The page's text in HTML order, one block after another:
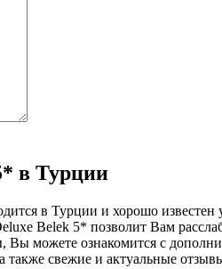
в Турции
в Турции и хорошо
Belek 5* позволит Вам
Вы можете ознакомится с
также свежие и актуальные